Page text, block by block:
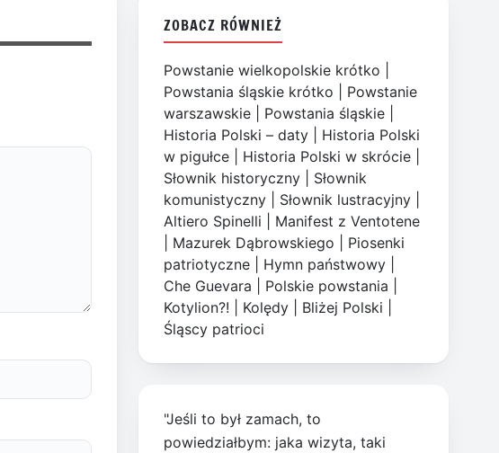
ZOBACZ RÓWNIEŻ
Powstanie wielkopolskie krótko
Powstania śląskie krótko
Powstanie
warszawskie
Powstania śląskie
Historia Polski – daty
Historia Polski
w pigułce
Historia Polski w skrócie
Słownik historyczny
Słownik
komunistyczny
Słownik lustracyjny
Altiero Spinelli
Manifest z Ventotene
Mazurek Dąbrowskiego
Piosenki
patriotyczne
Hymn państwowy
Che Guevara
Polskie powstania
Kotylion?!
Kolędy Bliżej Polski
Śląscy patrioci
"Jeśli to był zamach, to
powiedziałbym: jaka wizyta, taki